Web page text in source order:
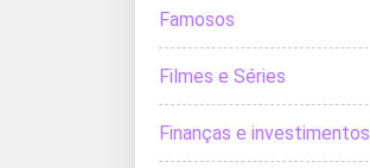
Famosos
Filmes e Séries
Finanças e investimentos